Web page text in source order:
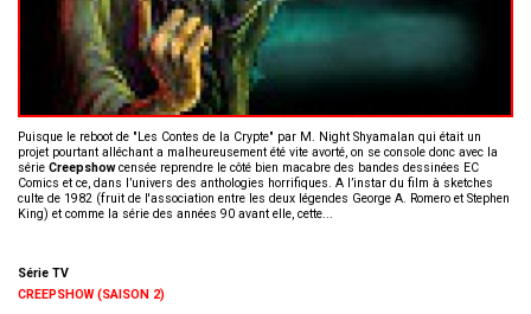
Puisque le reboot de "Les Contes de la Crypte" par M. Night Shyamalan qui était un
projet pourtant alléchant a malheureusement été vite avorté, on se console donc avec la
série Creepshowcensée reprendre le côté bien macabre des bandes dessinées EC
Comics et ce, dans l’univers des anthologies horrifiques. A l’instar du film à sketches
culte de 1982 (fruit de l'association entre les deux légendes George A. Romero et Stephen
King) et comme la série des années 90 avant elle, cette...
Série TV
CREEPSHOW (SAISON 2)